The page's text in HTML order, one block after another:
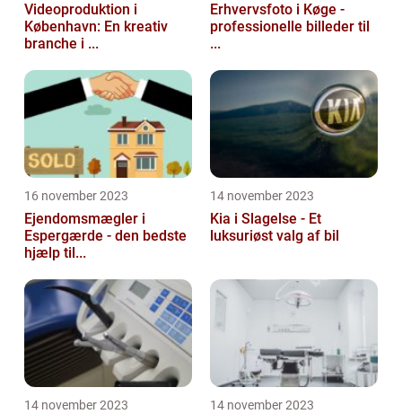
Videoproduktion i
København: En kreativ
branche i ...
Erhvervsfoto i Køge -
professionelle billeder til
...
16 november 2023
Ejendomsmægler i
Espergærde - den bedste
hjælp til...
14 november 2023
Kia i Slagelse - Et
luksuriøst valg af bil
14 november 2023 14 november 2023